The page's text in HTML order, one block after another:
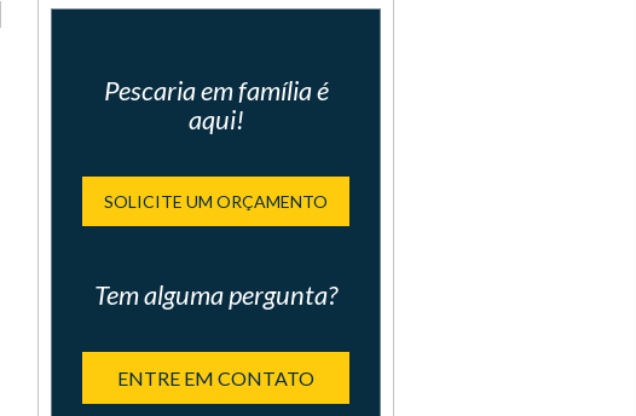
Pescaria em família é
aqui!
SOLICITE UM ORÇAMENTO
Tem alguma pergunta?
ENTRE EM CONTATO